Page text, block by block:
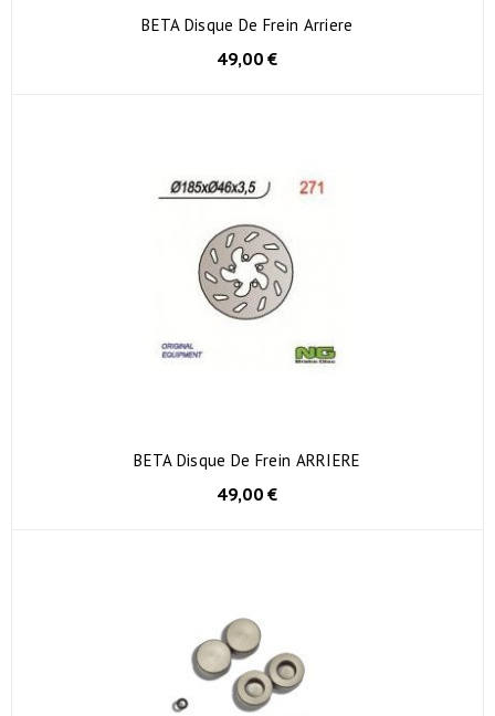
BETA Disque De Frein Arriere
49,00 €
BETA Disque De Frein ARRIERE
49,00 €